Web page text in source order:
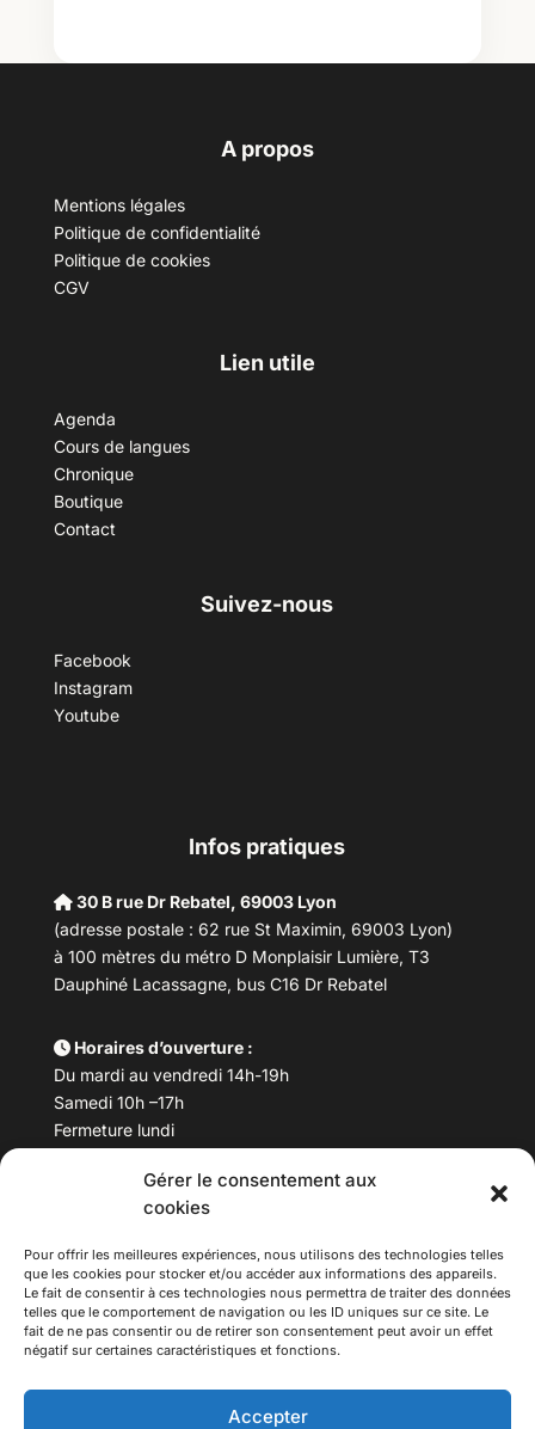
Gérer le consentement aux
cookies
Pour offrir les meilleures expériences, nous utilisons des technologies telles
que les cookies pour stocker et/ou accéder aux informations des appareils.
Le fait de consentir à ces technologies nous permettra de traiter des données
telles que le comportement de navigation ou les ID uniques sur ce site. Le
fait de ne pas consentir ou de retirer son consentement peut avoir un effet
négatif sur certaines caractéristiques et fonctions.
Accepter
A propos
Mentions légales
Politique de confidentialité
Politique de cookies
CGV
Lien utile
Agenda
Cours de langues
Chronique
Boutique
Contact
Suivez-nous
Facebook
Instagram
Youtube
Infos pratiques
30 B rue Dr Rebatel, 69003 Lyon
(adresse postale : 62 rue St Maximin, 69003 Lyon)
à 100 mètres du métro D Monplaisir Lumière, T3
Dauphiné Lacassagne, bus C16 Dr Rebatel
Horaires d’ouverture :
Du mardi au vendredi 14h-19h
Samedi 10h –17h
Fermeture lundi
Téléphone : 04 78 53 06 40
maisondesculturesasiatiques@asiexpo.com